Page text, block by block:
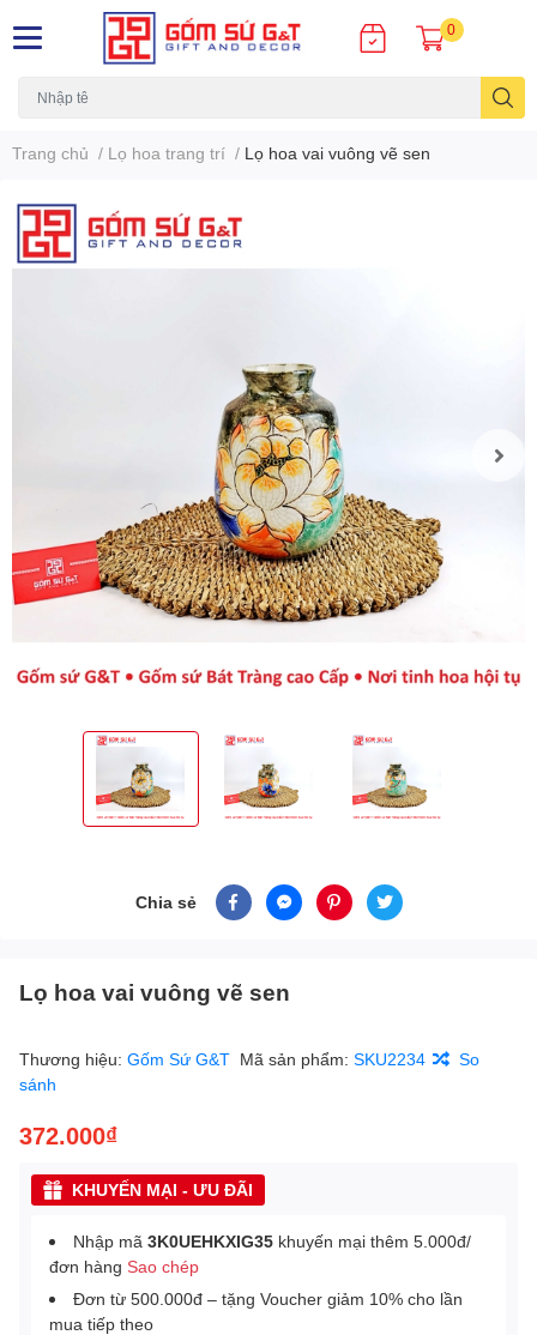
0
Trang chủ / Lọ hoa trang trí / Lọ hoa vai vuông vẽ sen
Chia sẻ
Lọ hoa vai vuông vẽ sen
Thương hiệu: Gốm Sứ G&T Mã sản phẩm: SKU2234
So
sánh
372.000₫
KHUYẾN MẠI - ƯU ĐÃI
Nhập mã 3K0UEHKXIG35 khuyến mại thêm 5.000đ/
đơn hàng Sao chép
Đơn từ 500.000đ – tặng Voucher giảm 10% cho lần
mua tiếp theo